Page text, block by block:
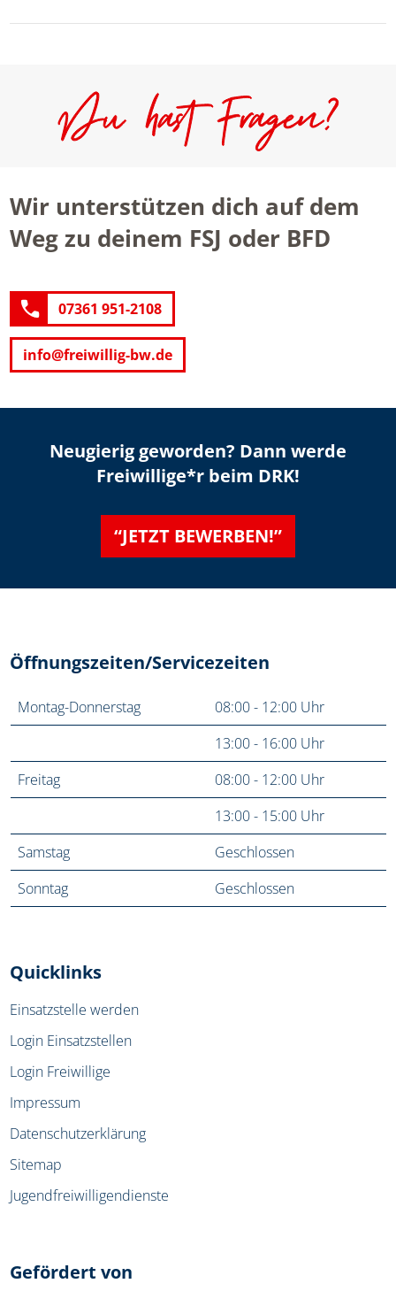
Wir unterstützen dich auf dem
Weg zu deinem FSJ oder BFD
07361 951-2108
info@freiwillig-bw.de
Neugierig geworden? Dann werde
Freiwillige*r beim DRK!
“JETZT BEWERBEN!”
Öffnungszeiten/Servicezeiten
Montag-Donnerstag
08:00 - 12:00 Uhr
13:00 - 16:00 Uhr
Freitag
08:00 - 12:00 Uhr
13:00 - 15:00 Uhr
Samstag
Geschlossen
Sonntag
Geschlossen
Quicklinks
Einsatzstelle werden
Login Einsatzstellen
Login Freiwillige
Impressum
Datenschutzerklärung
Sitemap
Jugendfreiwilligendienste
Gefördert von